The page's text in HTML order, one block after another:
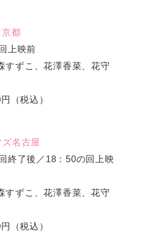
都
上映前
すずこ、花澤香菜、花守
（税込）
名古屋
終了後／18：50の回上映
すずこ、花澤香菜、花守
（税込）